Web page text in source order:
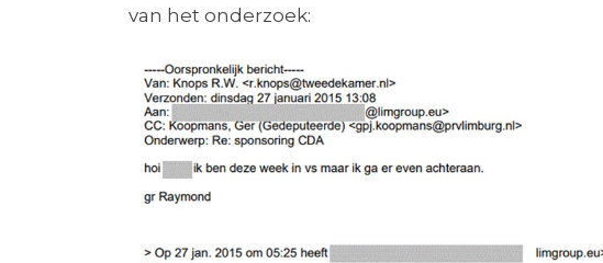
van het onderzoek: